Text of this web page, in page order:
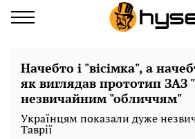
Начебто і "вісімка", а
як виглядав прототип ЗАЗ
незвичайним "обличчям"
Українцям показали дуже
Таврії